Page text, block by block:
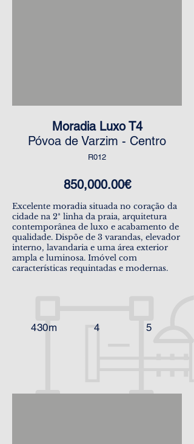
Moradia Luxo T4
​Póvoa de Varzim - Centro
R012
850,000.00€
Excelente moradia situada no coração da
cidade na 2ª linha da praia, arquitetura
contemporânea de luxo e acabamento de
qualidade. Dispõe de 3 varandas, elevador
interno, lavandaria e uma área exterior
ampla e luminosa. Imóvel com
características requintadas e modernas.
430m 4 5